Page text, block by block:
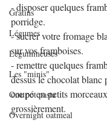
Gratins
Légumes
Légumineuses
Les "minis"
One pot pasta
Overnight oatmeal
- disposer quelques
porridge.
- sucrer votre fromage
sur vos framboises.
- remettre quelques
dessus le chocolat blanc
coupé en petits
grossièrement.